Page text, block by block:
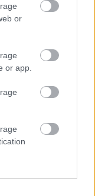
or
or app.
szombattól
a riasztás
Duna